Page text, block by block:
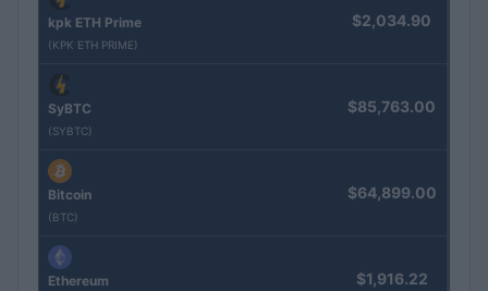
kpk ETH Prime
(KPK ETH PRIME)
$2,034.90
SyBTC
(SYBTC)
$85,763.00
Bitcoin
(BTC)
$64,899.00
Ethereum $1,916.22